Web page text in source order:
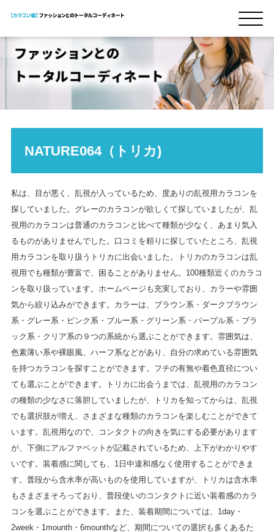
NATURE064（トリカ)
私は、目が悪く、乱視が入っているため、度ありの乱視用カラコンを
探していました。グレーのカラコンが欲しくて探していましたが、乱
視用のカラコンは普通のカラコンと比べて種類が少なく、あまり気入
るものがありませんでした。口コミを頼りに探していたところ、乱視
用カラコンを取り扱うトリカに出会いました。トリカのカラコンは乱
視用でも種類が豊富で、困ることがありません。100種類近くのカラコ
ンを取り扱っています。ホームページも充実しており、カラーや雰囲
気から絞り込みができます。カラーは、ブラウン系・ダークブラウン
系・グレー系・ピンク系・ブルー系・グリーン系・パープル系・ブラ
ック系・クリア系の９つの系統から選ぶことができます。雰囲気は、
色素薄い系や裸眼風、ハーフ系などがあり、自分の求めている雰囲気
を持つカラコンを探すことができます。フチの有無や着色直径につい
ても選ぶことができます。トリカに出会うまでは、乱視用のカラコン
の種類の少なさに落胆していましたが、トリカを知ってからは、乱視
でも選択肢が増え、さまざまな種類のカラコンを楽しむことができて
います。乱視用なので、コンタクトの向きを気にする必要があります
が、下側にアルファベットが記載されているため、上下がわかりやす
いです。装着感に関しても、1日中違和感なく使用することができま
す。普段から含水率が高いものを使用していますが、トリカは含水率
もさまざまそろっており、普段使いのコンタクトに近い装着感のカラ
コンを選ぶことができます。また、装着期間については、1day・
2week・1mounth・6mounthなど、期間についての選択も多くあるた